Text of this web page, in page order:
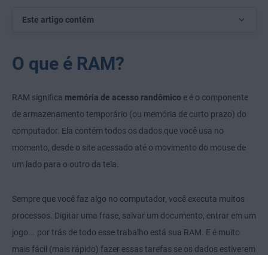
Este artigo contém
O que é RAM?
RAM significa memória de acesso randômico e é o componente
de armazenamento temporário (ou memória de curto prazo) do
computador. Ela contém todos os dados que você usa no
momento, desde o site acessado até o movimento do mouse de
um lado para o outro da tela.
Sempre que você faz algo no computador, você executa muitos
processos. Digitar uma frase, salvar um documento, entrar em um
jogo... por trás de todo esse trabalho está sua RAM. E é muito
mais fácil (mais rápido) fazer essas tarefas se os dados estiverem